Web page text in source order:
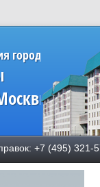
города Москвы
+7 (495)